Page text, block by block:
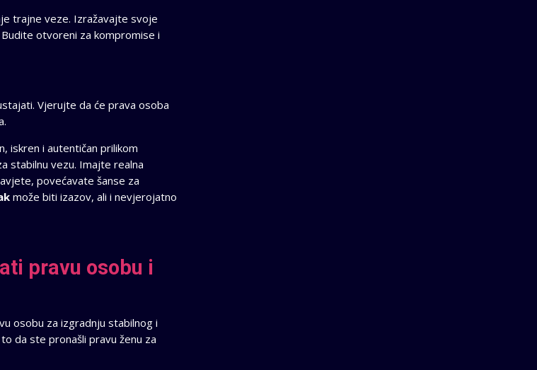
trajne veze. Izražavajte svoje
otvoreni za kompromise i
Vjerujte da će prava osoba
iskren i autentičan prilikom
stabilnu vezu. Imajte realna
povećavate šanse za
može biti izazov, ali i nevjerojatno
pravu osobu i
osobu za izgradnju stabilnog i
da ste pronašli pravu ženu za